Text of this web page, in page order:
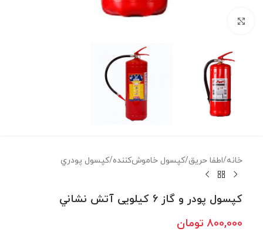
خانه/اطفا حريق/كپسول خاموش‌كننده/كپسول پودري
كپسول پودر و گاز 6 كيلويی آتش نشاني
800,000 تومان